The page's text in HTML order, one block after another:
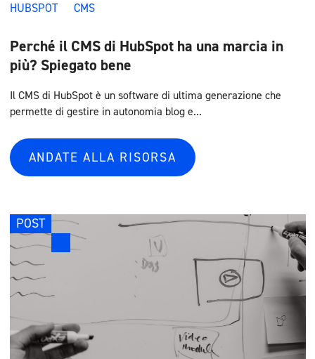
HUBSPOT CMS
Perché il CMS di HubSpot ha una marcia in
più? Spiegato bene
Il CMS di HubSpot è un software di ultima generazione che
permette di gestire in autonomia blog e...
ANDATE ALLA RISORSA
POST